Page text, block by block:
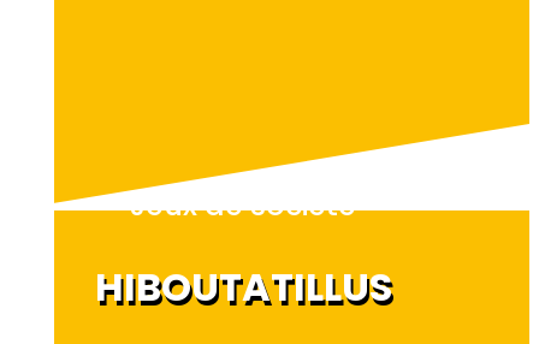
Jeux de société
HIBOUTATILLUS